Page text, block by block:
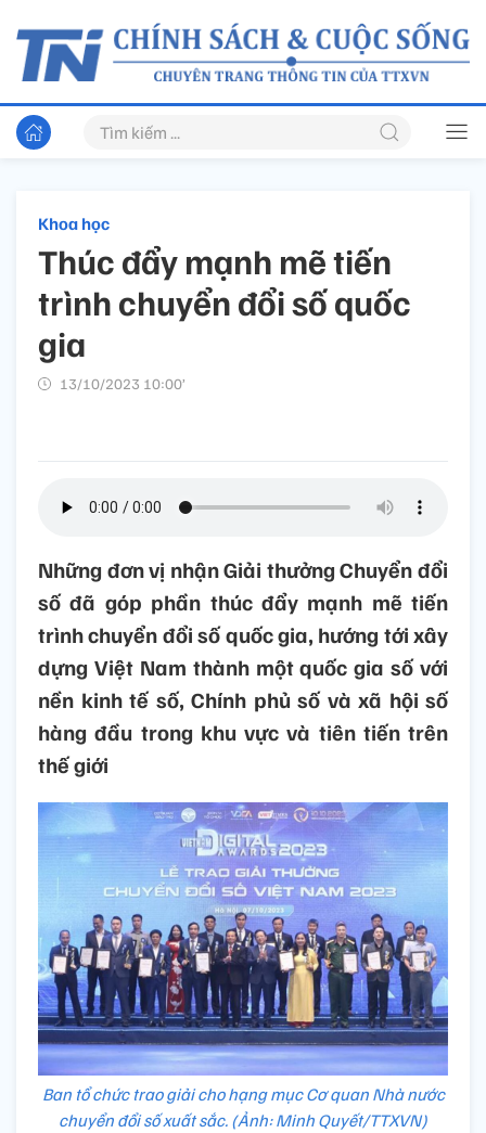
Khoa học
Thúc đẩy mạnh mẽ tiến
trình chuyển đổi số quốc
gia
13/10/2023 10:00’
Những đơn vị nhận Giải thưởng Chuyển đổi
số đã góp phần thúc đẩy mạnh mẽ tiến
trình chuyển đổi số quốc gia, hướng tới xây
dựng Việt Nam thành một quốc gia số với
nền kinh tế số, Chính phủ số và xã hội số
hàng đầu trong khu vực và tiên tiến trên
thế giới
Ban tổ chức trao giải cho hạng mục Cơ quan Nhà nước
chuyển đổi số xuất sắc. (Ảnh: Minh Quyết/TTXVN)